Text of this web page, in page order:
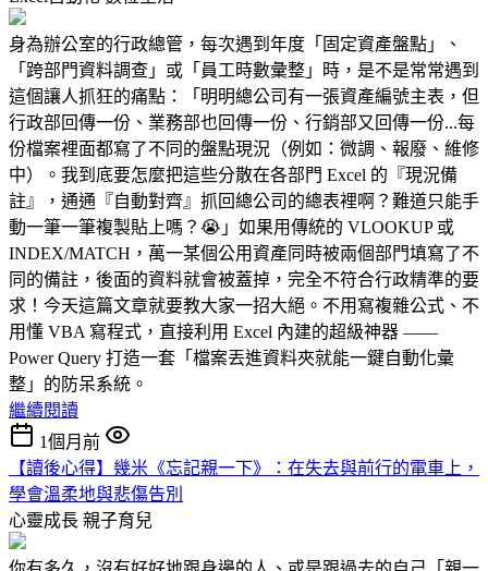
身為辦公室的行政總管，每次遇到年度「固定資產盤點」、
「跨部門資料調查」或「員工時數彙整」時，是不是常常遇到
這個讓人抓狂的痛點：「明明總公司有一張資產編號主表，但
行政部回傳一份、業務部也回傳一份、行銷部又回傳一份...每
份檔案裡面都寫了不同的盤點現況（例如：微調、報廢、維修
中）。我到底要怎麼把這些分散在各部門 Excel 的『現況備
註』，通通『自動對齊』抓回總公司的總表裡啊？難道只能手
動一筆一筆複製貼上嗎？😭」如果用傳統的 VLOOKUP 或
INDEX/MATCH，萬一某個公用資產同時被兩個部門填寫了不
同的備註，後面的資料就會被蓋掉，完全不符合行政精準的要
求！今天這篇文章就要教大家一招大絕。不用寫複雜公式、不
用懂 VBA 寫程式，直接利用 Excel 內建的超級神器 ——
Power Query 打造一套「檔案丟進資料夾就能一鍵自動化彙
整」的防呆系統。
繼續閱讀
1個月前
【讀後心得】幾米《忘記親一下》：在失去與前行的電車上，
學會溫柔地與悲傷告別
心靈成長 親子育兒